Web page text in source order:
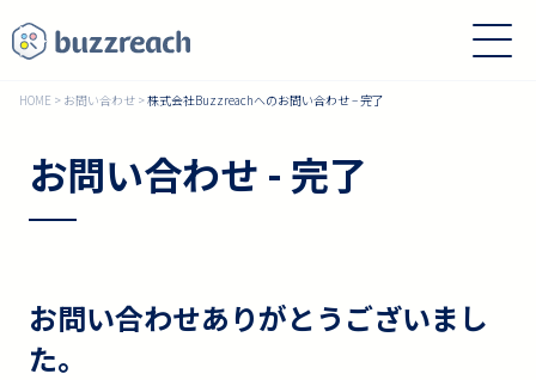
HOME > お問い合わせ >株式会社Buzzreachへのお問い合わせ – 完了
お問い合わせ - 完了
お問い合わせありがとうございまし
た。